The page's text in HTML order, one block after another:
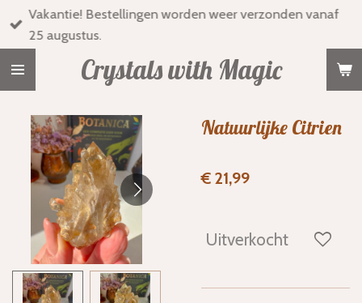
Ga
direct
Crystals with Magic
Vakantie! Bestellingen worden weer verzonden vanaf
25 augustus.
Natuurlijke Citrien
€ 21,99
Uitverkocht